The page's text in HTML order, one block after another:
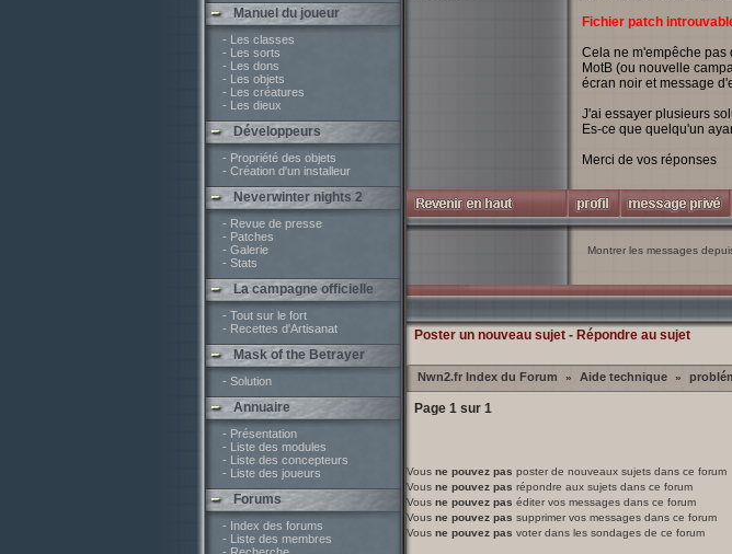
Manuel du joueur
- Les classes
- Les sorts
- Les dons
- Les objets
- Les créatures
- Les dieux
Développeurs
- Propriété des objets
- Création d'un installeur
Neverwinter nights 2
- Revue de presse
- Patches
- Galerie
- Stats
La campagne officielle
- Tout sur le fort
- Recettes d'Artisanat
Mask of the Betrayer
- Solution
Annuaire
- Présentation
- Liste des modules
- Liste des concepteurs
- Liste des joueurs
Forums
- Index des forums
- Liste des membres
Fichier patch
Cela ne m'empêche pas
MotB (ou nouvelle
écran noir et message
J'ai essayer plusieurs
Es-ce que quelqu'un
Merci de vos réponses
Montrer les messages
Poster un nouveau sujet- Répondre au sujet
Nwn2.fr Index du Forum » Aide technique »
Page 1sur 1
Vous ne pouvez pas poster de nouveaux sujets dans ce forum
Vous ne pouvez pas répondre aux sujets dans ce forum
Vous ne pouvez pas éditer vos messages dans ce forum
Vous ne pouvez pas supprimer vos messages dans ce forum
Vous ne pouvez pas voter dans les sondages de ce forum